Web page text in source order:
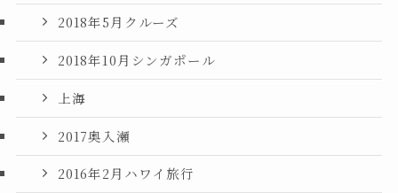
2018年5月クルーズ
2018年10月シンガポール
上海
2017奥入瀬
2016年2月ハワイ旅行